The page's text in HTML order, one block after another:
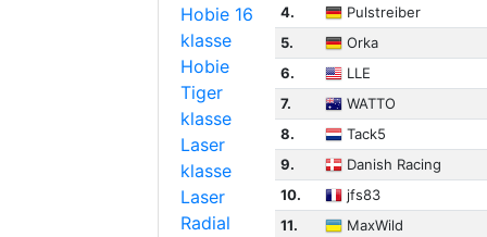
Hobie 16
klasse
Hobie
Tiger
klasse
Laser
klasse
Laser
Radial
4.
Pulstreiber
5.
Orka
6.
LLE
7.
WATTO
8.
Tack5
9.
Danish Racing
10.
jfs83
11.
MaxWild